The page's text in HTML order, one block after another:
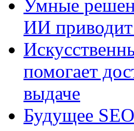
Умные
ИИ
помогает
выдаче
Будущее